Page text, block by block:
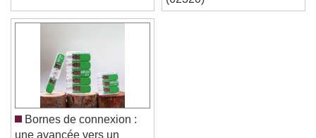
(62320)
Bornes de connexion :